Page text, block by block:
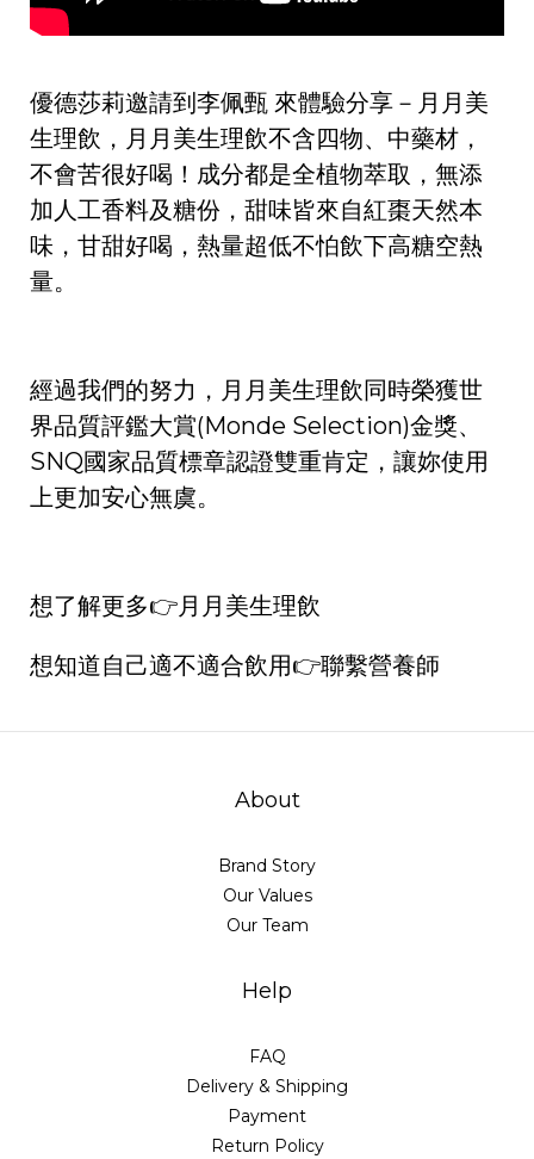
優德莎莉邀請到李佩甄 來體驗分享－ 月月美
生理飲 ，月月美生理飲不含四物、中藥材，
不會苦很好喝！成分都是全植物萃取，無添
加人工香料及糖份，甜味皆來自紅棗天然本
味，甘甜好喝，熱量超低不怕飲下高糖空熱
量。
經過我們的努力，月月美生理飲同時榮獲世
界品質評鑑大賞(Monde Selection)金獎、
SNQ國家品質標章認證雙重肯定，讓妳使用
上更加安心無虞。
想了解更多👉月月美生理飲
想知道自己適不適合飲用👉聯繫營養師
About
Brand Story
Our Values
Our Team
Help
FAQ
Delivery & Shipping
Payment
Return Policy